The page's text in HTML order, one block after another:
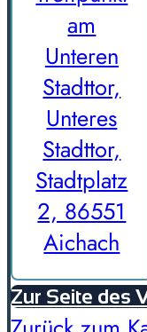
am
Unteren
Stadttor,
Unteres
Stadttor,
Stadtplatz
2, 86551
Aichach
Zur Seite des